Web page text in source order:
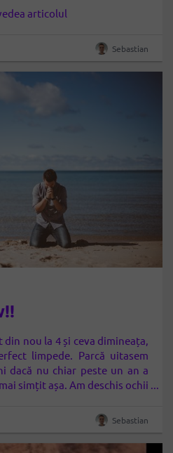
articolul
Sebastian
nou la 4 și ceva dimineața,
limpede. Parcă uitasem
dacă nu chiar peste un an a
simțit așa. Am deschis ochii
Sebastian